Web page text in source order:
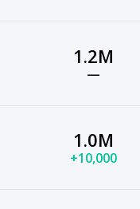
1.2M
—
1.0M
+10,000